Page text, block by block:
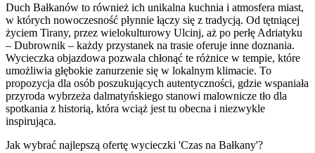
Duch Bałkanów to również ich unikalna kuchnia i atmosfera miast,
w których nowoczesność płynnie łączy się z tradycją. Od tętniącej
życiem Tirany, przez wielokulturowy Ulcinj, aż po perłę Adriatyku
– Dubrownik – każdy przystanek na trasie oferuje inne doznania.
Wycieczka objazdowa pozwala chłonąć te różnice w tempie, które
umożliwia głębokie zanurzenie się w lokalnym klimacie. To
propozycja dla osób poszukujących autentyczności, gdzie wspaniała
przyroda wybrzeża dalmatyńskiego stanowi malownicze tło dla
spotkania z historią, która wciąż jest tu obecna i niezwykle
inspirująca.
Jak wybrać najlepszą ofertę wycieczki 'Czas na Bałkany'?